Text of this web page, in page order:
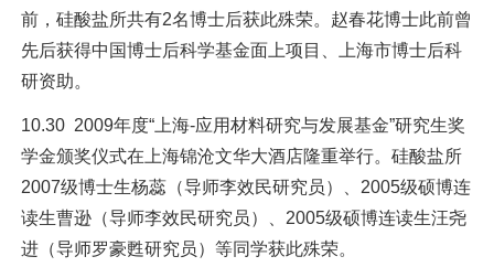
前，硅酸盐所共有2名博士后获此殊荣。赵春花博士此前曾
先后获得中国博士后科学基金面上项目、上海市博士后科
研资助。
10.30 2009年度“上海-应用材料研究与发展基金”研究生奖
学金颁奖仪式在上海锦沧文华大酒店隆重举行。硅酸盐所
2007级博士生杨蕊（导师李效民研究员）、2005级硕博连
读生曹逊（导师李效民研究员）、2005级硕博连读生汪尧
进（导师罗豪甦研究员）等同学获此殊荣。